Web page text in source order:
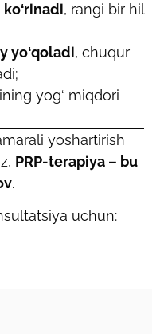
, rangi bir hil
yo‘qoladi, chuqur
yog‘ miqdori
yoshartirish
PRP-terapiya – bu
.
uchun: